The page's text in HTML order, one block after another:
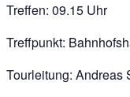
Treffen: 09.15 Uhr
Treffpunkt:
Tourleitung: Andreas